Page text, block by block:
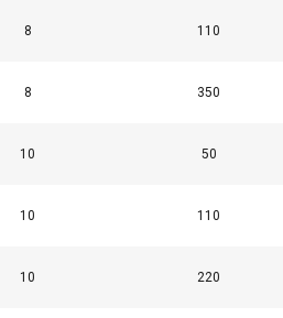
8 110
8 350
10 50
10 110
10 220